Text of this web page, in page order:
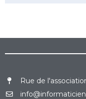
Rue de